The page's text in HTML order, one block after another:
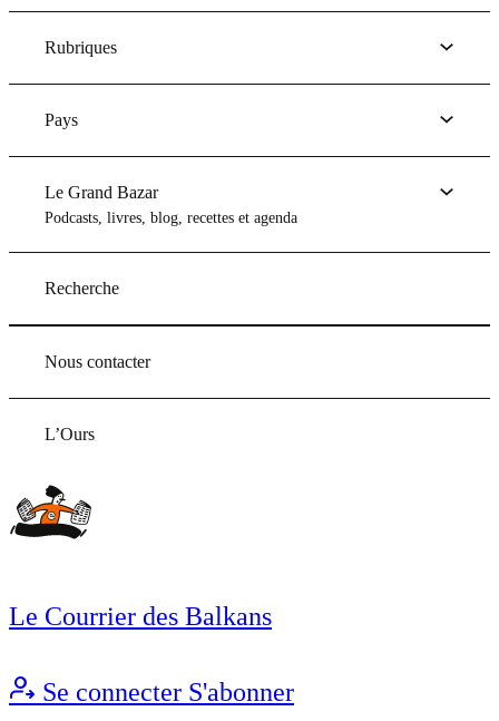
Rubriques
Pays
Le Grand Bazar
Podcasts, livres, blog, recettes et agenda
Recherche
Nous contacter
L’Ours
Le Courrier des Balkans
Se connecter S'abonner